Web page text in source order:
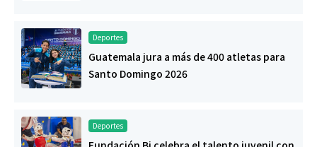
Deportes
Guatemala jura a más de 400 atletas para
Santo Domingo 2026
Deportes